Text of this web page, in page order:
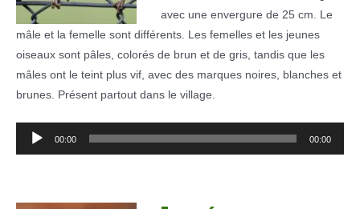
avec une envergure de 25 cm. Le
mâle et la femelle sont différents. Les femelles et les jeunes
oiseaux sont pâles, colorés de brun et de gris, tandis que les
mâles ont le teint plus vif, avec des marques noires, blanches et
brunes. Présent partout dans le village.
Lecteur
00:00 00:00